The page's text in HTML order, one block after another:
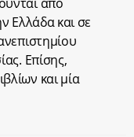
Ελλάδα και σε
Επίσης,
και μία